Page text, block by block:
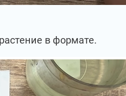
в формате.